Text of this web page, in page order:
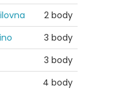
2 body
3 body
3 body
4 body